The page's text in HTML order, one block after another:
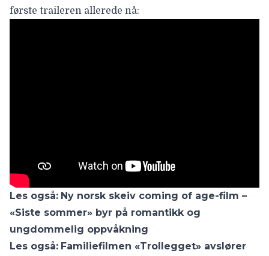
første traileren allerede nå:
Les også: Ny norsk skeiv coming of age-film –
«Siste sommer» byr på romantikk og
ungdommelig oppvåkning
Les også: Familiefilmen «Trollegget» avslører